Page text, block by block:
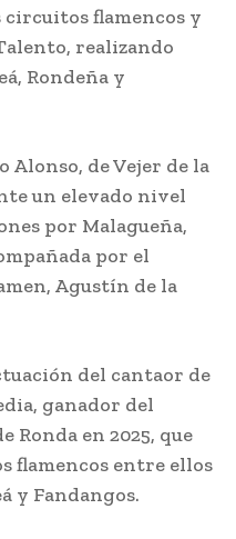
flamencos y
realizando
Rondeña y
Alonso, de Vejer de la
un elevado nivel
por Malagueña,
por el
Agustín de la
del cantaor de
ganador del
Ronda en 2025, que
entre ellos
y Fandangos.